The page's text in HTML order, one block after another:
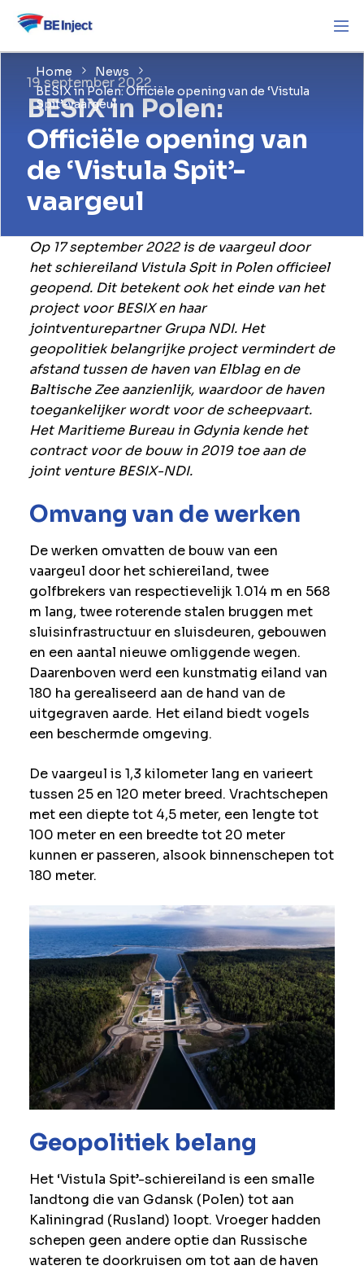
Home
News
BESIX in Polen: Officiële opening van de ‘Vistula
Spit’-vaargeul
19 september 2022
BESIX in Polen:
Officiële opening van
de ‘Vistula Spit’-
vaargeul
Op 17 september 2022 is de vaargeul door
het schiereiland Vistula Spit in Polen officieel
geopend. Dit betekent ook het einde van het
project voor BESIX en haar
jointventurepartner Grupa NDI. Het
geopolitiek belangrijke project vermindert de
afstand tussen de haven van Elblag en de
Baltische Zee aanzienlijk, waardoor de haven
toegankelijker wordt voor de scheepvaart.
Het Maritieme Bureau in Gdynia kende het
contract voor de bouw in 2019 toe aan de
joint venture BESIX-NDI.
Omvang van de werken
De werken omvatten de bouw van een
vaargeul door het schiereiland, twee
golfbrekers van respectievelijk 1.014 m en 568
m lang, twee roterende stalen bruggen met
sluisinfrastructuur en sluisdeuren, gebouwen
en een aantal nieuwe omliggende wegen.
Daarenboven werd een kunstmatig eiland van
180 ha gerealiseerd aan de hand van de
uitgegraven aarde. Het eiland biedt vogels
een beschermde omgeving.
De vaargeul is 1,3 kilometer lang en varieert
tussen 25 en 120 meter breed. Vrachtschepen
met een diepte tot 4,5 meter, een lengte tot
100 meter en een breedte tot 20 meter
kunnen er passeren, alsook binnenschepen tot
180 meter.
Geopolitiek belang
Het ‘Vistula Spit’-schiereiland is een smalle
landtong die van Gdansk (Polen) tot aan
Kaliningrad (Rusland) loopt. Vroeger hadden
schepen geen andere optie dan Russische
wateren te doorkruisen om tot aan de haven